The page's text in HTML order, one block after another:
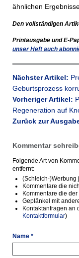
ähnlichen
Den vollständigen
Printausgabe und E-
unser Heft auch
Nächster Artikel:
Geburtsprozess
Vorheriger Artikel:
Regeneration auf
Zurück zur
Kommentar
Folgende Art von
entfernt:
(Schleich-)Werbung
Kommentare die
Kommentare die
Geplänkel mit
Kontaktanfragen an
Kontaktformular)
Name *